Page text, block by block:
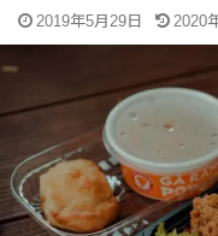
2019年5月29日 2020